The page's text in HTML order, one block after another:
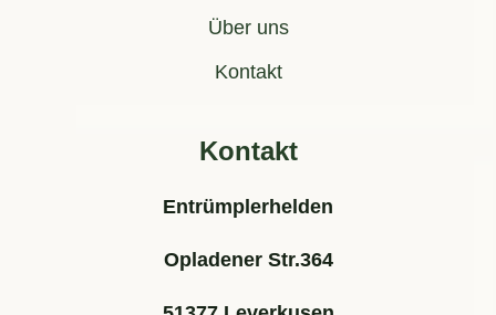
Über uns
Kontakt
Kontakt
Entrümplerhelden
Opladener Str.364